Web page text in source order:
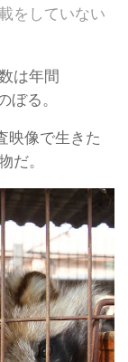
をしていない
は年間
ぼる。
映像で生きた
だ。